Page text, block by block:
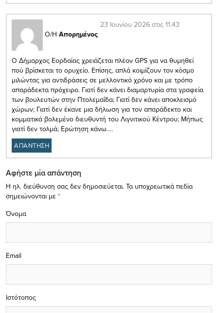
Ο/Η Απορημένος
23 Ιουνίου 2026 στις 11:43
Ο Δήμαρχος Εορδαίας χρειάζεται πλέον GPS για να θυμηθεί
πού βρίσκεται το ορυχείο. Επίσης, απλά κοιμίζουν τον κόσμο
μιλώντας για αντιδράσεις σε μελλοντικό χρόνο και με τρόπο
απαράδεκτα πρόχειρο. Γιατί δεν κάνει διαμαρτυρία στα γραφεία
των βουλευτών στην Πτολεμαΐδα; Γιατί δεν κάνει αποκλεισμό
χώρων; Γιατί δεν έκανε μια δήλωση για τον απαράδεκτο και
κομματικά βολεμένο διευθυντή του Λιγνιτικού Κέντρου; Μήπως
γιατί δεν τολμά; Ερώτηση κάνω….
ΑΠΑΝΤΗΣΗ
Αφήστε μία απάντηση
Η ηλ. διεύθυνση σας δεν δημοσιεύεται. Τα υποχρεωτικά πεδία
σημειώνονται με *
Όνομα
Email
Ιστότοπος